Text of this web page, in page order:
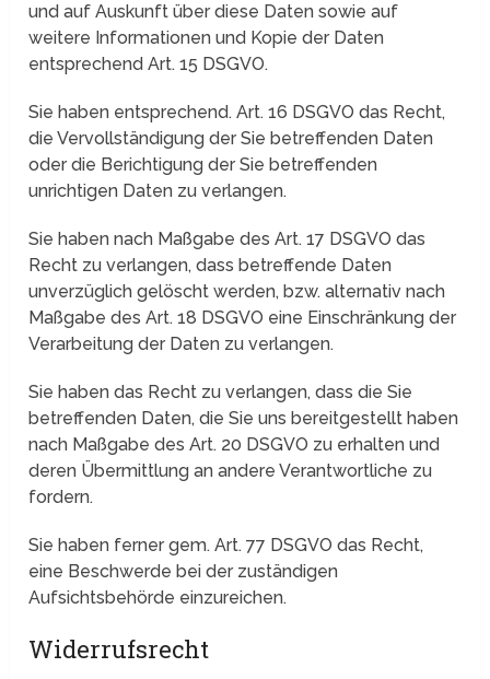
und auf Auskunft über diese Daten sowie auf
weitere Informationen und Kopie der Daten
entsprechend Art. 15 DSGVO.
Sie haben entsprechend. Art. 16 DSGVO das Recht,
die Vervollständigung der Sie betreffenden Daten
oder die Berichtigung der Sie betreffenden
unrichtigen Daten zu verlangen.
Sie haben nach Maßgabe des Art. 17 DSGVO das
Recht zu verlangen, dass betreffende Daten
unverzüglich gelöscht werden, bzw. alternativ nach
Maßgabe des Art. 18 DSGVO eine Einschränkung der
Verarbeitung der Daten zu verlangen.
Sie haben das Recht zu verlangen, dass die Sie
betreffenden Daten, die Sie uns bereitgestellt haben
nach Maßgabe des Art. 20 DSGVO zu erhalten und
deren Übermittlung an andere Verantwortliche zu
fordern.
Sie haben ferner gem. Art. 77 DSGVO das Recht,
eine Beschwerde bei der zuständigen
Aufsichtsbehörde einzureichen.
Widerrufsrecht